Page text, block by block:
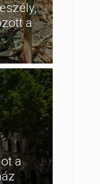
a
a